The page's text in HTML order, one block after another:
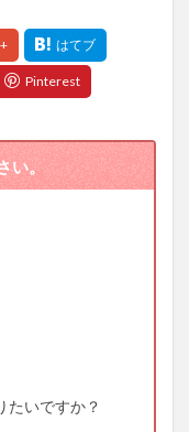
い。
たいですか？